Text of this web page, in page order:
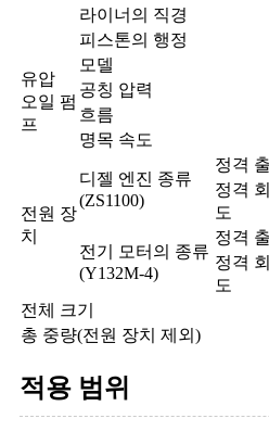
라이너의 직경
피스톤의 행정
유압
오일 펌
프
모델
공칭 압력
흐름
명목 속도
전원 장
치
디젤 엔진 종류
(ZS1100)
정격
정격
도
전기 모터의 종류
(Y132M-4)
정격
정격
도
전체 크기
총 중량(전원 장치 제외)
적용 범위